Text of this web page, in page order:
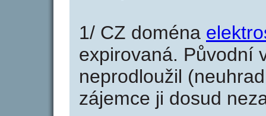
1/ CZ doména
expirovaná. Původní
neprodloužil
zájemce ji dosud